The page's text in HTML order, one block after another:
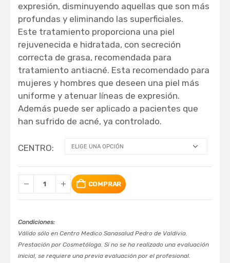
expresión, disminuyendo aquellas que son más
profundas y eliminando las superficiales.
Este tratamiento proporciona una piel
rejuvenecida e hidratada, con secreción
correcta de grasa, recomendada para
tratamiento antiacné. Esta recomendado para
mujeres y hombres que deseen una piel más
uniforme y atenuar líneas de expresión.
Además puede ser aplicado a pacientes que
han sufrido de acné, ya controlado.
CENTRO
COMPRAR
Condiciones:
Válido sólo en Centro Medico Sanasalud Pedro de Valdivia.
Prestación por Cosmetóloga. Si no se ha realizado una evaluación
inicial, se requiere una previa evaluación por el profesional.